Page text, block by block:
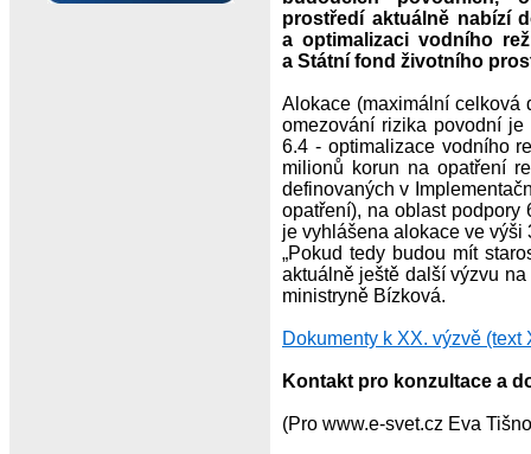
prostředí aktuálně nabízí
a optimalizaci vodního
a Státní fond životního
Alokace (maximální celková
omezování rizika povodní
6.4 - optimalizace vodního
milionů korun na opatření
definovaných v
opatření), na oblast podpory
je vyhlášena alokace ve výši
„Pokud tedy budou mít
aktuálně ještě další výzvu
ministryně Bízková.
Dokumenty k XX. výzvě
Kontakt pro konzultace a
(Pro www.e-svet.cz Eva